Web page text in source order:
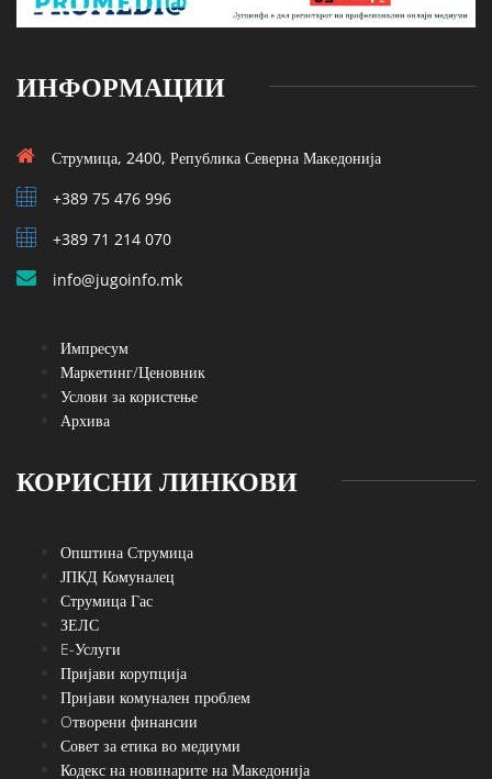
ИНФОРМАЦИИ
Струмица, 2400, Република Северна Македонија
+389 75 476 996
+389 71 214 070
info@jugoinfo.mk
Импресум
Маркетинг/Ценовник
Услови за користење
Архива
КОРИСНИ ЛИНКОВИ
Општина Струмица
ЈПКД Комуналец
Струмица Гас
ЗЕЛС
E-Услуги
Пријави корупција
Пријави комунален проблем
Oтворени финансии
Совет за етика во медиуми
Кодекс на новинарите на Македонија